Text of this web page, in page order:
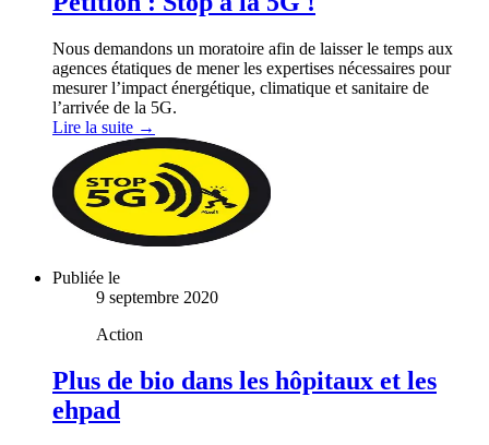
Nous demandons un moratoire afin de laisser le temps aux
agences étatiques de mener les expertises nécessaires pour
mesurer l’impact énergétique, climatique et sanitaire de
l’arrivée de la 5G.
Lire la suite →
Publiée le
9 septembre 2020
Action
Plus de bio dans les hôpitaux et les
ehpad